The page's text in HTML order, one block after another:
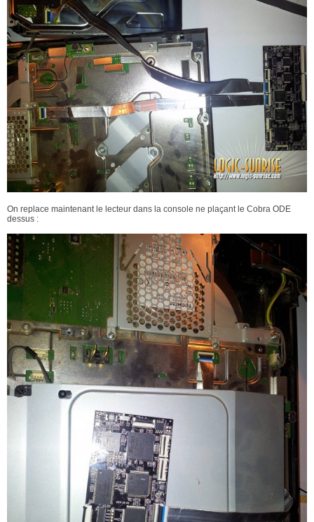
On replace maintenant le lecteur dans la console ne plaçant le Cobra ODE
dessus :